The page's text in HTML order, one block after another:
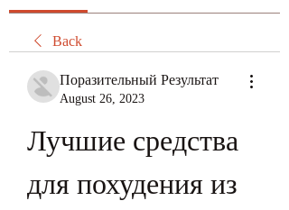
Back
Поразительный Результат
August 26, 2023
Лучшие средства
для похудения из